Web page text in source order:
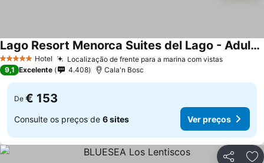
5 Estrelas Hotel Localização de frente para a marina com vistas
Lago Resort Menorca Suites del Lago - Adults Only
9,1 Excelente 4.408 Cala'n Bosc
De € 153
Consulte os preços de 6 sites Ver preços